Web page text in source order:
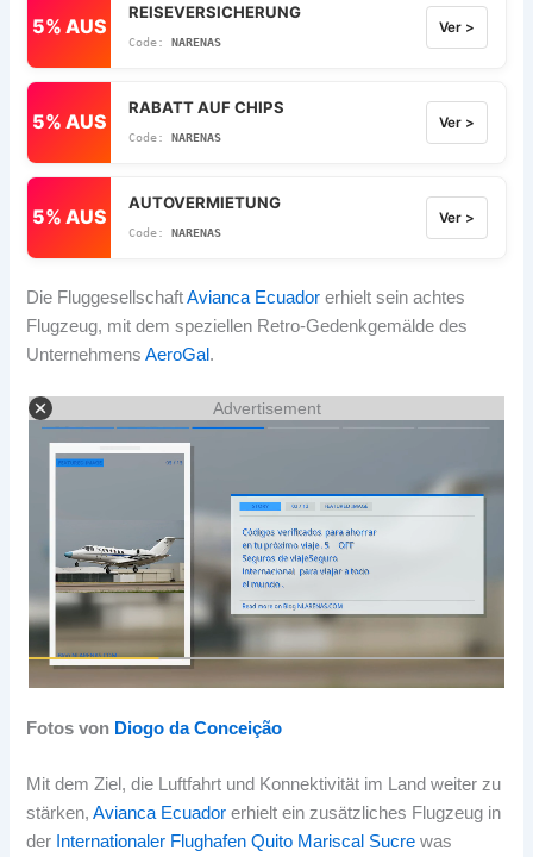
5% AUS
REISEVERSICHERUNG
NARENAS
Ver >
5% AUS
RABATT AUF CHIPS
NARENAS
Ver >
5% AUS
AUTOVERMIETUNG
NARENAS
Ver >
Die FluggesellschaftAvianca Ecuador erhielt sein achtes
Flugzeug, mit dem speziellen Retro-Gedenkgemälde des
UnternehmensAeroGal .
Advertisement
Fotos von Diogo da Conceição
Mit dem Ziel, die Luftfahrt und Konnektivität im Land weiter zu
stärken,Avianca Ecuador erhielt ein zusätzliches Flugzeug in
der Internationaler Flughafen Quito Mariscal Sucre was